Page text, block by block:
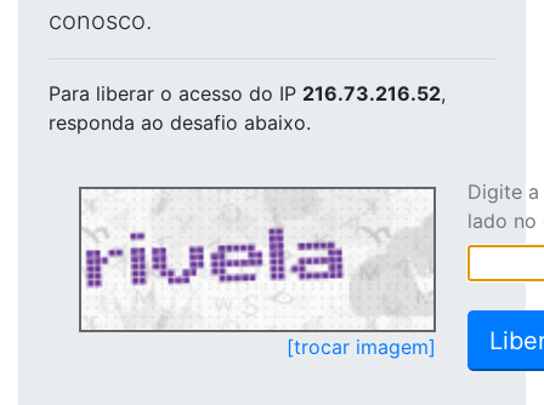
conosco.
Para liberar o acesso do IP 216.73.216.52,
responda ao desafio abaixo.
[trocar imagem]
Digite
lado no